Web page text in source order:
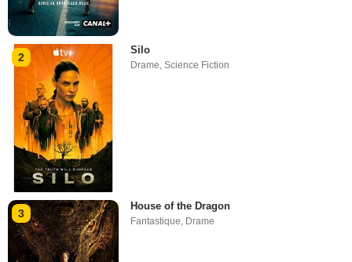
2
Silo
Drame,Science Fiction
3
House of the Dragon
Fantastique Drame